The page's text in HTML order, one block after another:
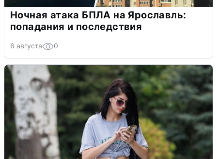
Ночная атака БПЛА на Ярославль:
попадания и последствия
6 августа 0